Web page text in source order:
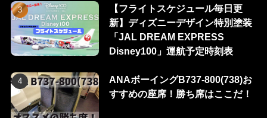
【フライトスケジュール毎日更
新】ディズニーデザイン特別塗装
「JAL DREAM EXPRESS
Disney100」運航予定時刻表
ANAボーイングB737-800(738)お
すすめの座席！勝ち席はここだ！